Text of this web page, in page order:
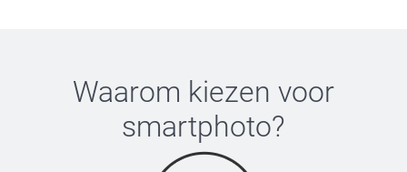
Waarom kiezen voor
smartphoto?